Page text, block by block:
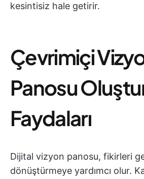
kesintisiz hale getirir.
Çevrimiçi
Panosu
Faydaları
Dijital vizyon panosu, fikirleri
dönüştürmeye yardımcı olur.